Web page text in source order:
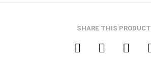
SHARE THIS PRODUCT